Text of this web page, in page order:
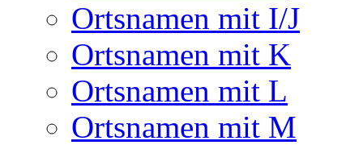
Ortsnamen mit I/J
Ortsnamen mit K
Ortsnamen mit L
Ortsnamen mit M